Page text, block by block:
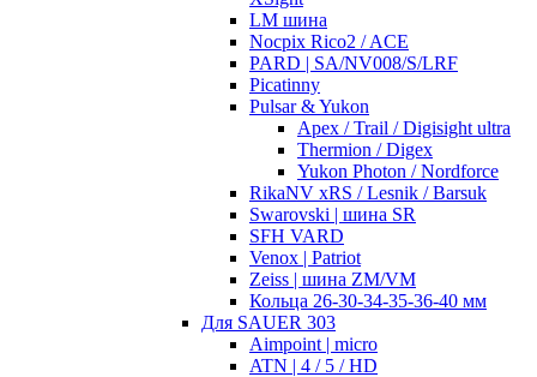
LM шина
Nocpix Rico2 / ACE
PARD | SA/NV008/S/LRF
Picatinny
Pulsar & Yukon
Apex / Trail / Digisight ultra
Thermion / Digex
Yukon Photon / Nordforce
RikaNV xRS / Lesnik / Barsuk
Swarovski | шина SR
SFH VARD
Venox | Patriot
Zeiss | шина ZM/VM
Кольца 26-30-34-35-36-40 мм
Для SAUER 303
Aimpoint | micro
ATN | 4 / 5 / HD